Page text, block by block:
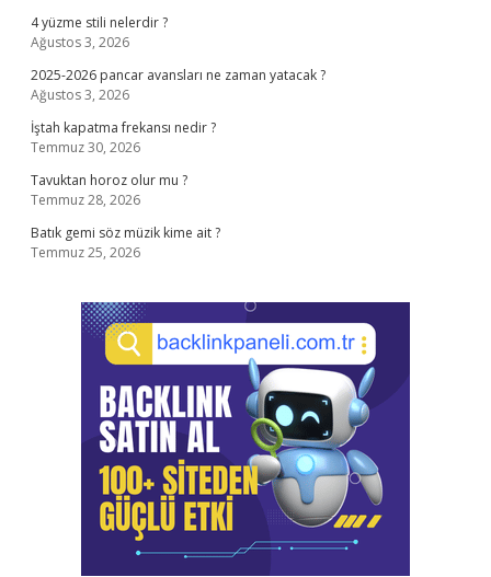
4 yüzme stili nelerdir ?
Ağustos 3, 2026
2025-2026 pancar avansları ne zaman yatacak ?
Ağustos 3, 2026
İştah kapatma frekansı nedir ?
Temmuz 30, 2026
Tavuktan horoz olur mu ?
Temmuz 28, 2026
Batık gemi söz müzik kime ait ?
Temmuz 25, 2026